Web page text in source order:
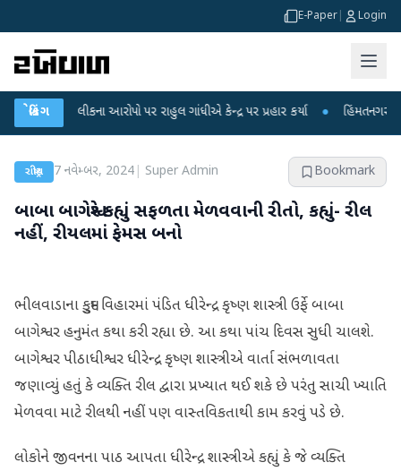
E-Paper Login
બ્રેકિંગ
લીકના આરોપો પર રાહુલ ગાંધીએ કેન્દ્ર પર પ્રહાર કર્યા ● હિંમતનગરમાં
રાષ્ટ્રીય 7 નવેમ્બર, 2024| Super Admin Bookmark
બાબા બાગેશ્વરે કહ્યું સફળતા મેળવવાની રીતો, કહ્યું- રીલ
નહીં, રીયલમાં ફેમસ બનો
ભીલવાડાના કુમુદ વિહારમાં પંડિત ધીરેન્દ્ર કૃષ્ણ શાસ્ત્રી ઉર્ફે બાબા
બાગેશ્વર હનુમંત કથા કરી રહ્યા છે. આ કથા પાંચ દિવસ સુધી ચાલશે.
બાગેશ્વર પીઠાધીશ્વર ધીરેન્દ્ર કૃષ્ણ શાસ્ત્રીએ વાર્તા સંભળાવતા
જણાવ્યું હતું કે વ્યક્તિ રીલ દ્વારા પ્રખ્યાત થઈ શકે છે પરંતુ સાચી ખ્યાતિ
મેળવવા માટે રીલથી નહીં પણ વાસ્તવિકતાથી કામ કરવું પડે છે.
લોકોને જીવનના પાઠ આપતા ધીરેન્દ્ર શાસ્ત્રીએ કહ્યું કે જે વ્યક્તિ